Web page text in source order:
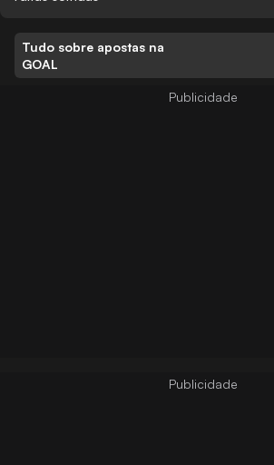
Tudo sobre apostas na
GOAL